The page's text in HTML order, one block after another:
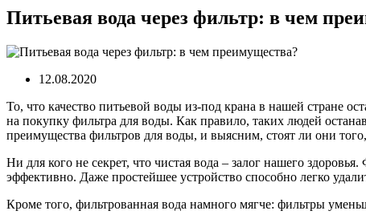
Питьевая вода через фильтр: в чем
12.08.2020
То, что качество питьевой воды из-под крана в нашей стране
на покупку фильтра для воды. Как правило, таких людей
преимущества фильтров для воды, и выясним, стоят ли они
Ни для кого не секрет, что чистая вода – залог нашего
эффективно. Даже простейшее устройство способно легко
Кроме того, фильтрованная вода намного мягче: фильтры